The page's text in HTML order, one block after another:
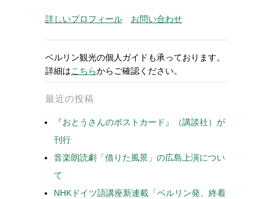
詳しいプロフィール お問い合わせ
ベルリン観光の個人ガイドも承っております。
詳細はこちらからご確認ください。
最近の投稿
『おとうさんのポストカード』（講談社）が
刊行
音楽朗読劇「借りた風景」の広島上演につい
て
NHKドイツ語講座新連載「ベルリン発、終着